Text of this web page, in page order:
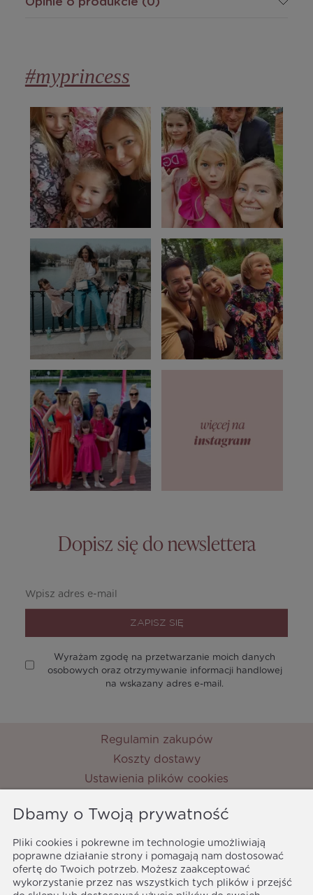
#myprincess
Dopisz się do newslettera
ZAPISZ SIĘ
Wyrażam zgodę na przetwarzanie moich danych
osobowych oraz otrzymywanie informacji handlowej
na wskazany adres e-mail.
Regulamin zakupów
Koszty dostawy
Ustawienia plików cookies
Metody płatności
Ochrona danych osobowych
Polityka prywatności
MyPrincess
ul. Nocznickiego 33
Dbamy o Twoją prywatność
Pliki cookies i pokrewne im technologie umożliwiają
poprawne działanie strony i pomagają nam dostosować
ofertę do Twoich potrzeb. Możesz zaakceptować
wykorzystanie przez nas wszystkich tych plików i przejść